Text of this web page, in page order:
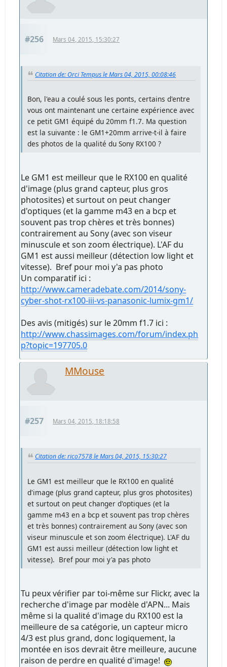
#256 Mars 04, 2015, 15:30:27
Citation de: Orci Tempus le Mars 04, 2015, 00:08:46
Bon, l'eau a coulé sous les ponts, certains d'entre
vous ont maintenant une certaine expérience avec
ce petit GM1 équipé du 20mm f1.7. Ma question
est la suivante : le GM1+20mm arrive-t-il à faire
des photos de la qualité du Sony RX100 ?
Le GM1 est meilleur que le RX100 en qualité
d'image (plus grand capteur, plus gros
photosites) et surtout on peut changer
d'optiques (et la gamme m43 en a bcp et
souvent pas trop chères et très bonnes)
contrairement au Sony (avec son viseur
minuscule et son zoom électrique). L'AF du
GM1 est aussi meilleur (détection low light et
vitesse). Bref pour moi y'a pas photo
Un comparatif ici :
http://www.cameradebate.com/2014/sony-
cyber-shot-rx100-iii-vs-panasonic-lumix-gm1/
Des avis (mitigés) sur le 20mm f1.7 ici :
http://www.chassimages.com/forum/index.ph
p?topic=197705.0
MMouse
#257 Mars 04, 2015, 18:18:58
Citation de: rico7578 le Mars 04, 2015, 15:30:27
Le GM1 est meilleur que le RX100 en qualité
d'image (plus grand capteur, plus gros photosites)
et surtout on peut changer d'optiques (et la
gamme m43 en a bcp et souvent pas trop chères
et très bonnes) contrairement au Sony (avec son
viseur minuscule et son zoom électrique). L'AF du
GM1 est aussi meilleur (détection low light et
vitesse). Bref pour moi y'a pas photo
Tu peux vérifier par toi-même sur Flickr, avec la
recherche d'image par modèle d'APN... Mais
même si la qualité d'image du RX100 est la
meilleure de sa catégorie, un capteur micro
4/3 est plus grand, donc logiquement, la
montée en isos devrait être meilleure, aucune
raison de perdre en qualité d'image!